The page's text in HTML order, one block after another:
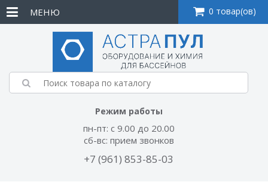
Режим работы
пн-пт: с 9.00 до 20.00
сб-вс: прием звонков
+7 (961) 853-85-03
МЕНЮ 0 товар(ов)